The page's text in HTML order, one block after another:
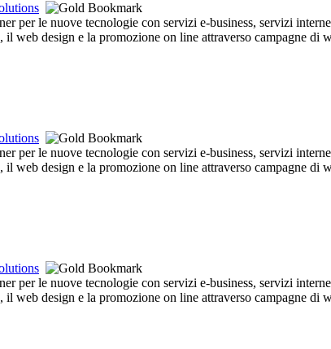
per le nuove tecnologie con servizi e-business, servizi
web design e la promozione on line attraverso campagne di
per le nuove tecnologie con servizi e-business, servizi
web design e la promozione on line attraverso campagne di
per le nuove tecnologie con servizi e-business, servizi
web design e la promozione on line attraverso campagne di